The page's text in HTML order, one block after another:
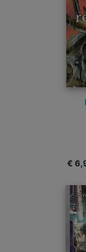
€